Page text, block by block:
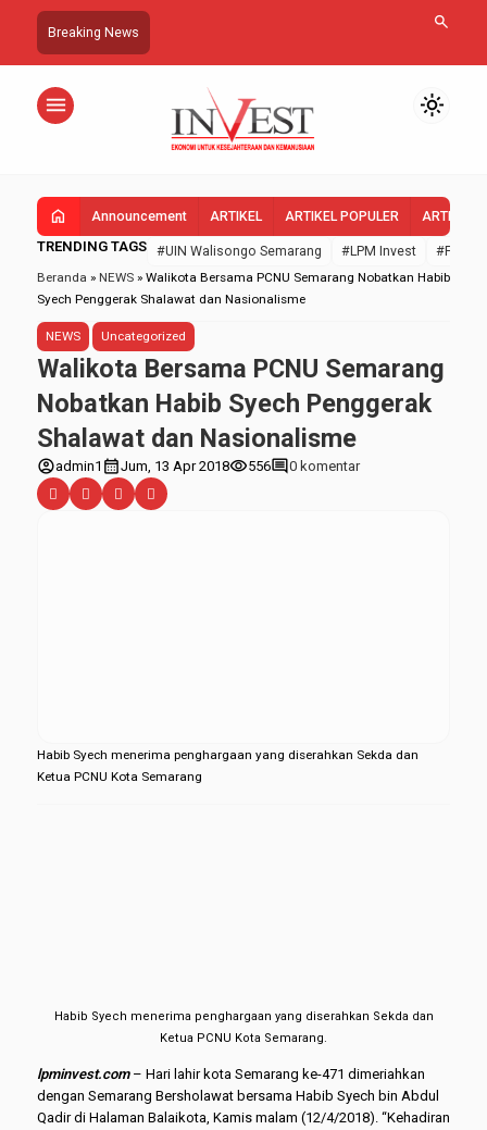
Breaking News search
menu light_mode
home Announcement ARTIKEL ARTIKEL POPULER ARTIKEL
TRENDING TAGS #UIN Walisongo Semarang #LPM Invest
#FEBI
Beranda » NEWS » Walikota Bersama PCNU Semarang Nobatkan Habib
Syech Penggerak Shalawat dan Nasionalisme
NEWS Uncategorized
Walikota Bersama PCNU Semarang
Nobatkan Habib Syech Penggerak
Shalawat dan Nasionalisme
account_circleadmin1 calendar_monthJum, 13 Apr 2018visibility556comment0 komentar
Habib Syech menerima penghargaan yang diserahkan Sekda dan
Ketua PCNU Kota Semarang
Habib Syech menerima penghargaan yang diserahkan Sekda dan
Ketua PCNU Kota Semarang.
lpminvest.com– Hari lahir kota Semarang ke-471 dimeriahkan
dengan Semarang Bersholawat bersama Habib Syech bin Abdul
Qadir di Halaman Balaikota, Kamis malam (12/4/2018). “Kehadiran